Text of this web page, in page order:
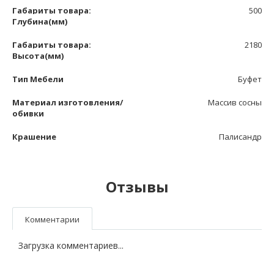
Габариты товара:
Глубина(мм)
500
Габариты товара:
Высота(мм)
2180
Тип Мебели Буфет
Материал изготовления/
обивки
Массив сосны
Крашение Палисандр
Отзывы
Комментарии
Загрузка комментариев...